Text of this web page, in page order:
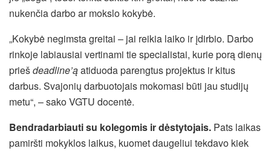
nukenčia darbo ar mokslo kokybė.
„Kokybė negimsta greitai – jai reikia laiko ir įdirbio. Darbo
rinkoje labiausiai vertinami tie specialistai, kurie porą dienų
priešdeadline’ąatiduoda parengtus projektus ir kitus
darbus. Svajonių darbuotojais mokomasi būti jau studijų
metu“, – sako VGTU docentė.
Bendradarbiauti su kolegomis ir dėstytojais. Pats laikas
pamiršti mokyklos laikus, kuomet daugeliui tekdavo kiek